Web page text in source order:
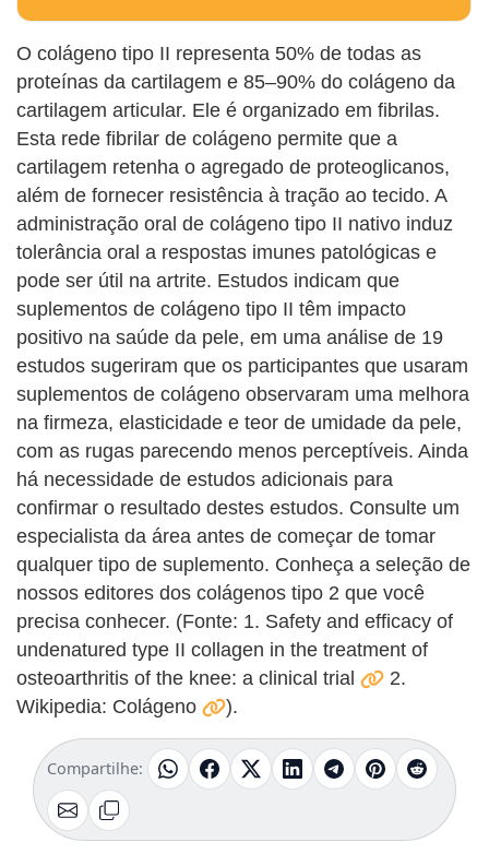
O colágeno tipo II representa 50% de todas as
proteínas da cartilagem e 85–90% do colágeno da
cartilagem articular. Ele é organizado em fibrilas.
Esta rede fibrilar de colágeno permite que a
cartilagem retenha o agregado de proteoglicanos,
além de fornecer resistência à tração ao tecido. A
administração oral de colágeno tipo II nativo induz
tolerância oral a respostas imunes patológicas e
pode ser útil na artrite. Estudos indicam que
suplementos de colágeno tipo II têm impacto
positivo na saúde da pele, em uma análise de 19
estudos sugeriram que os participantes que usaram
suplementos de colágeno observaram uma melhora
na firmeza, elasticidade e teor de umidade da pele,
com as rugas parecendo menos perceptíveis. Ainda
há necessidade de estudos adicionais para
confirmar o resultado destes estudos. Consulte um
especialista da área antes de começar de tomar
qualquer tipo de suplemento. Conheça a seleção de
nossos editores dos colágenos tipo 2 que você
precisa conhecer. (Fonte: 1. Safety and efficacy of
undenatured type II collagen in the treatment of
osteoarthritis of the knee: a clinical trial
2.
Wikipedia: Colágeno
).
Compartilhe: